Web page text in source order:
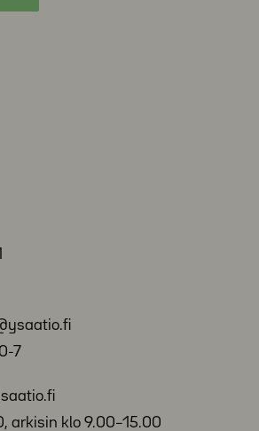
7
arkisin klo 9.00–15.00